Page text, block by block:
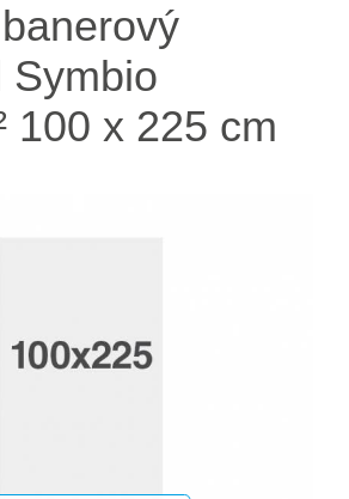
Symbio
100 x 225 cm